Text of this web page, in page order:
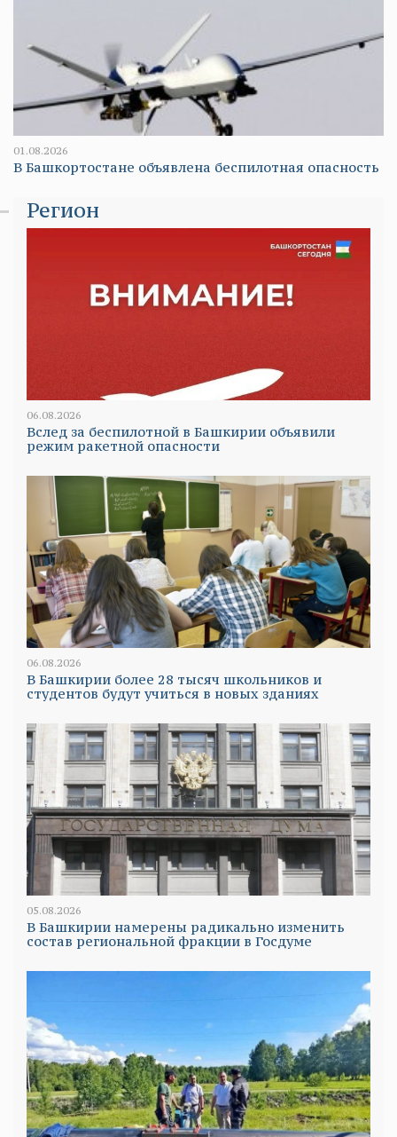
01.08.2026
В Башкортостане объявлена беспилотная опасность
Регион
06.08.2026
Вслед за беспилотной в Башкирии объявили
режим ракетной опасности
06.08.2026
В Башкирии более 28 тысяч школьников и
студентов будут учиться в новых зданиях
05.08.2026
В Башкирии намерены радикально изменить
состав региональной фракции в Госдуме